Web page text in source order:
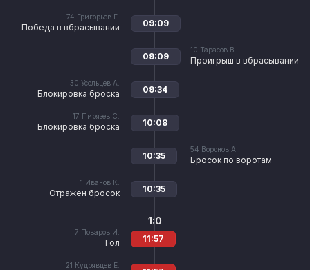
74 Григорьев Г.
Победа в вбрасывании 09:09
10 Тарасов В.
Проигрыш в вбрасывании
09:09
30 Усольцев А.
Блокировка броска 09:34
17 Пирязев С.
Блокировка броска 10:08
54 Воронов А.
Бросок по воротам
10:35
1 Иванов К.
Отражен бросок 10:35
7 Поваров И.
Гол
1:0
11:57
21 Кудрявцев Е.